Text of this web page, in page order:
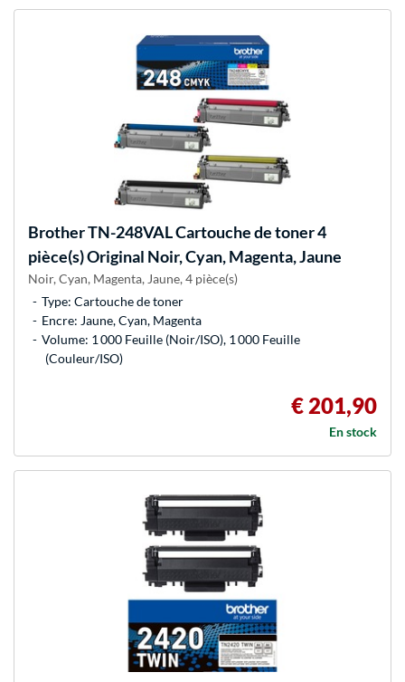
BrotherTN-248VAL Cartouche de toner 4
pièce(s) Original Noir, Cyan, Magenta, Jaune
Noir, Cyan, Magenta, Jaune, 4 pièce(s)
Type: Cartouche de toner
Encre: Jaune, Cyan, Magenta
Volume: 1 000 Feuille (Noir/ISO), 1 000 Feuille
(Couleur/ISO)
€ 201,90
En stock